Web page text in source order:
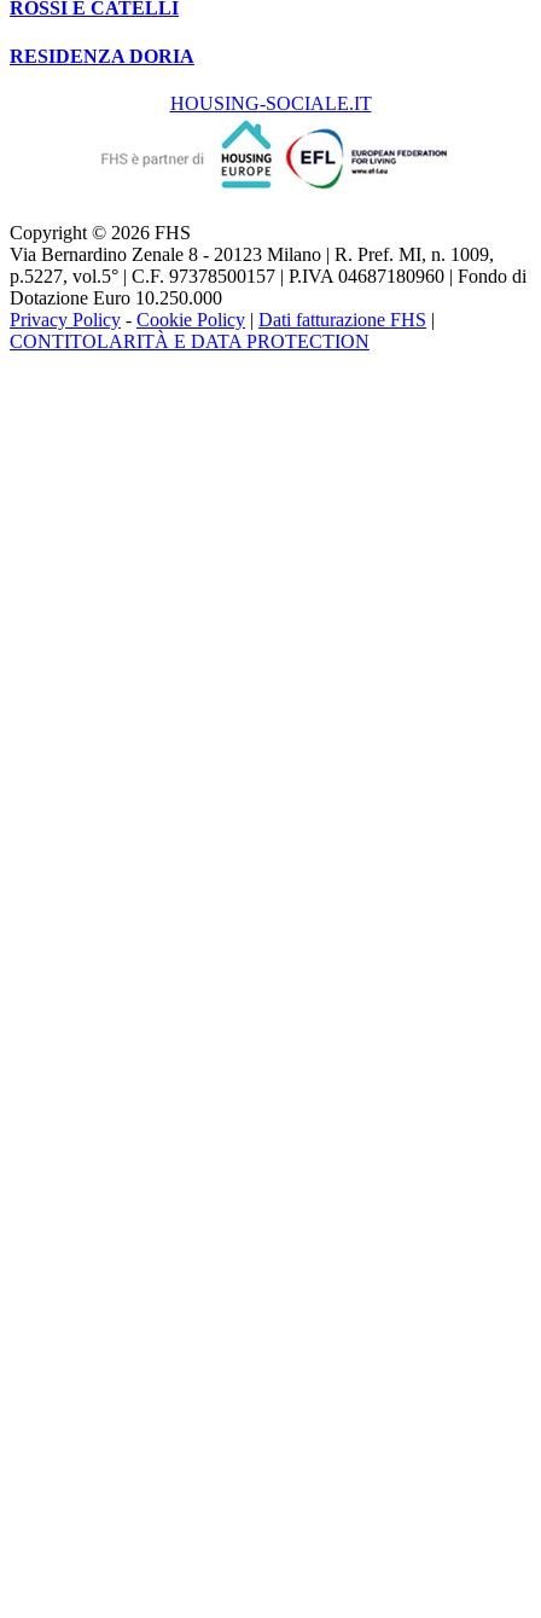
ROSSI E CATELLI
RESIDENZA DORIA
HOUSING-SOCIALE.IT
Copyright © 2026 FHS
Via Bernardino Zenale 8 - 20123 Milano | R. Pref. MI, n. 1009,
p.5227, vol.5° | C.F. 97378500157 | P.IVA 04687180960 | Fondo di
Dotazione Euro 10.250.000
Privacy Policy - Cookie Policy | Dati fatturazione FHS |
CONTITOLARITÀ E DATA PROTECTION